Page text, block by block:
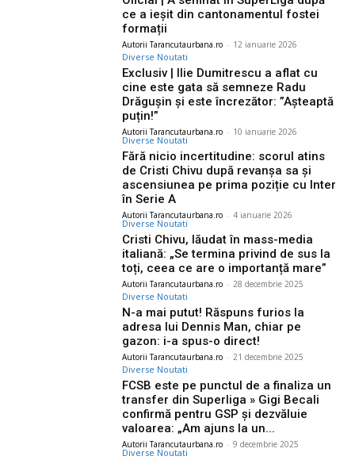
ce a ieșit din cantonamentul fostei
formații
Autorii Tarancutaurbana.ro - 12 ianuarie 2026
Diverse Noutati
Exclusiv | Ilie Dumitrescu a aflat cu
cine este gata să semneze Radu
Drăgușin și este încrezător: ”Așteaptă
puțin!”
Autorii Tarancutaurbana.ro - 10 ianuarie 2026
Diverse Noutati
Fără nicio incertitudine: scorul atins
de Cristi Chivu după revanșa sa și
ascensiunea pe prima poziție cu Inter
în Serie A
Autorii Tarancutaurbana.ro - 4 ianuarie 2026
Diverse Noutati
Cristi Chivu, lăudat în mass-media
italiană: „Se termina privind de sus la
toți, ceea ce are o importanță mare”
Autorii Tarancutaurbana.ro - 28 decembrie 2025
Diverse Noutati
N-a mai putut! Răspuns furios la
adresa lui Dennis Man, chiar pe
gazon: i-a spus-o direct!
Autorii Tarancutaurbana.ro - 21 decembrie 2025
Diverse Noutati
FCSB este pe punctul de a finaliza un
transfer din Superliga » Gigi Becali
confirmă pentru GSP și dezvăluie
valoarea: „Am ajuns la un...
Autorii Tarancutaurbana.ro - 9 decembrie 2025
Diverse Noutati